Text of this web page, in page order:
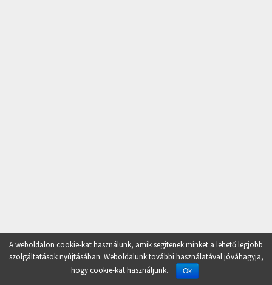
A weboldalon cookie-kat használunk, amik segítenek minket a lehető legjobb
szolgáltatások nyújtásában. Weboldalunk további használatával jóváhagyja,
hogy cookie-kat használjunk.
Ok